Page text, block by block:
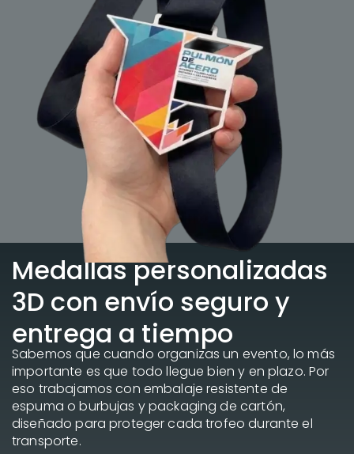
Medallas personalizadas
3D con envío seguro y
entrega a tiempo
Sabemos que cuando organizas un evento, lo más
importante es que todo llegue bien y en plazo. Por
eso trabajamos con embalaje resistente de
espuma o burbujas y packaging de cartón,
diseñado para proteger cada trofeo durante el
transporte.